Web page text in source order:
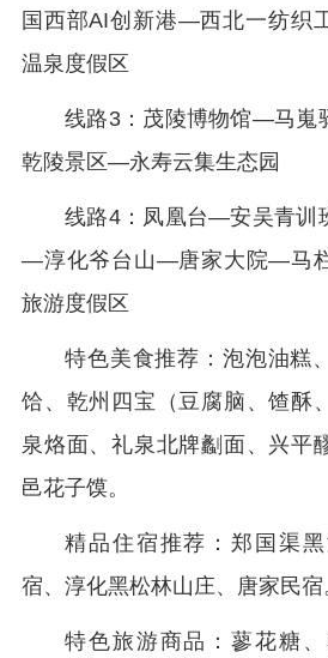
国西部AI创新港—西北一纺织
温泉度假区
线路3：茂陵博物馆—马嵬
乾陵景区—永寿云集生态园
线路4：凤凰台—安吴青训
—淳化爷台山—唐家大院—马
旅游度假区
特色美食推荐：泡泡油糕
饸、乾州四宝（豆腐脑、馇酥
泉烙面、礼泉北牌劙面、兴平
邑花子馍。
精品住宿推荐：郑国渠
宿、淳化黑松林山庄、唐家民宿
特色旅游商品：蓼花糖